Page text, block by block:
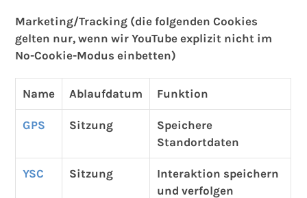
Marketing/Tracking (die folgenden Cookies
gelten nur, wenn wir YouTube explizit nicht im
No-Cookie-Modus einbetten)
Name Ablaufdatum Funktion
GPS Sitzung
Speichere
Standortdaten
YSC Sitzung
Interaktion speichern
und verfolgen